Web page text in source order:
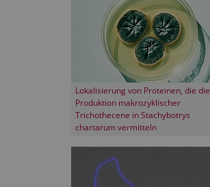
Lokalisierung von Proteinen, die die
Produktion makrozyklischer
Trichothecene in Stachybotrys
chartarum vermitteln